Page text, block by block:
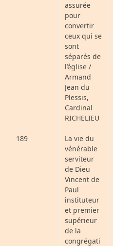
assurée
pour
convertir
ceux qui se
sont
séparés de
l’église /
Armand
Jean du
Plessis,
Cardinal
RICHELIEU
189
La vie du
vénérable
serviteur
de Dieu
Vincent de
Paul
instituteur
et premier
supérieur
de la
congrégati